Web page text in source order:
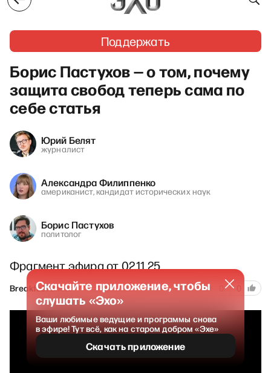
Поддержать
Борис Пастухов — о том, почему
защита свобод теперь сама по
себе статья
Юрий Белят
журналист
Александра Филиппенко
американист, кандидат исторических наук
Борис Пастухов
политолог
Фрагмент эфира от 02.11.25
Breakfast show 7 ноября 2025 139
Скачайте приложение, чтобы
слушать «Эхо»
Ваши любимые ведущие и программы снова
в эфире! Тут всё, как на старом добром «Эхе»
Скачать приложение